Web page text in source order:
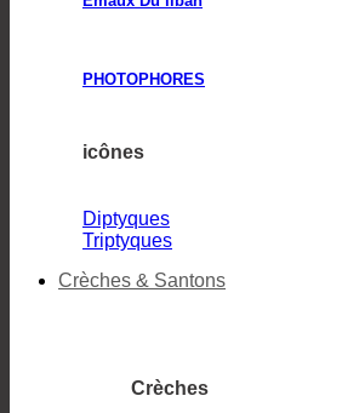
PHOTOPHORES
icônes
Diptyques
Triptyques
Crèches & Santons
Crèches